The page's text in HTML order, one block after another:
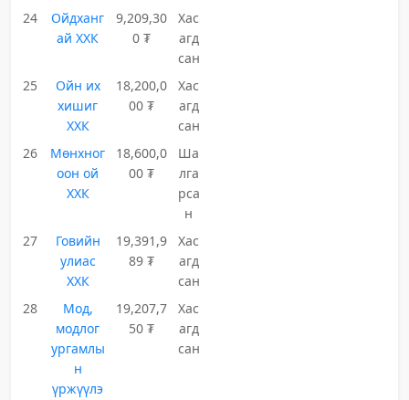
24
Ойдханг
ай ХХК
9,209,30
0 ₮
Хас
агд
сан
25
Ойн их
хишиг
ХХК
18,200,0
00 ₮
Хас
агд
сан
26
Мөнхног
оон ой
ХХК
18,600,0
00 ₮
Ша
лга
рса
н
27
Говийн
улиас
ХХК
19,391,9
89 ₮
Хас
агд
сан
28
Мод,
модлог
ургамлы
н
үржүүлэ
19,207,7
50 ₮
Хас
агд
сан